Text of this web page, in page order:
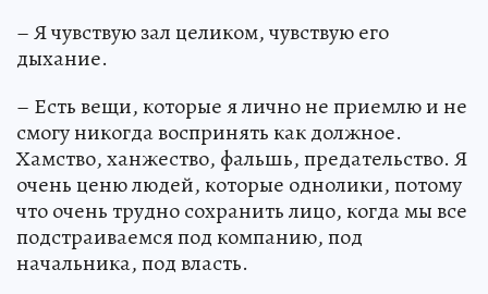
– Я чувствую зал целиком, чувствую его
дыхание.
– Есть вещи, которые я лично не приемлю и не
смогу никогда воспринять как должное.
Хамство, ханжество, фальшь, предательство. Я
очень ценю людей, которые однолики, потому
что очень трудно сохранить лицо, когда мы все
подстраиваемся под компанию, под
начальника, под власть.